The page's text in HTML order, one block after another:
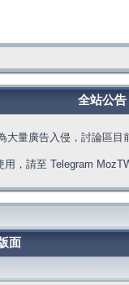
全站公告
大量廣告入侵，討論區目
，請至 Telegram
面